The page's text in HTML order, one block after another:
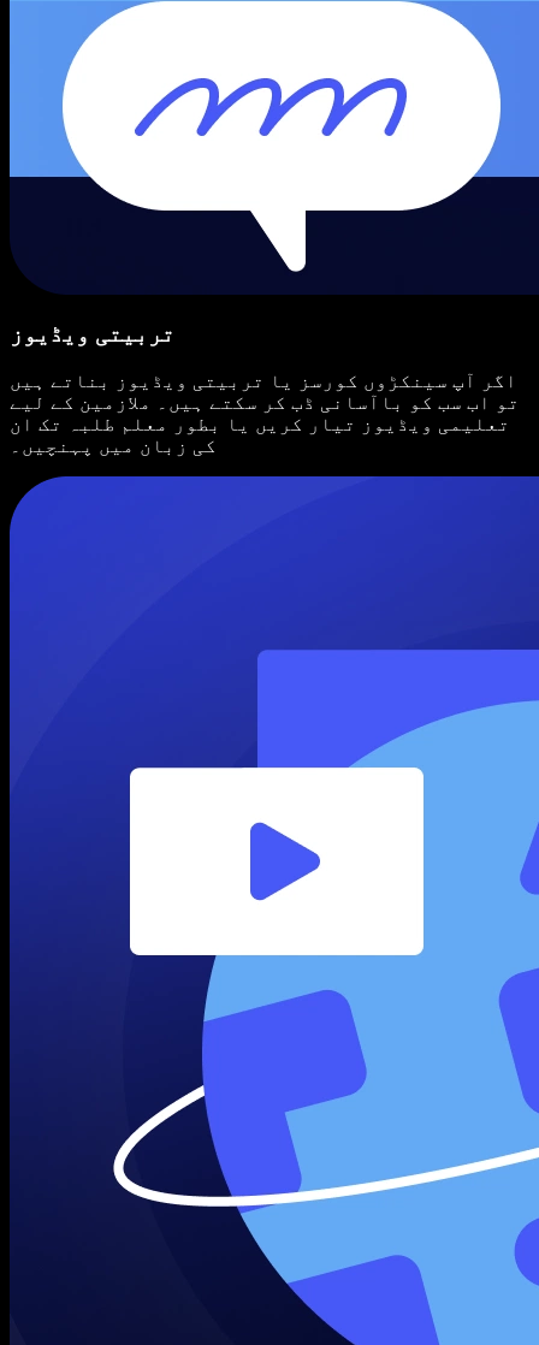
تربیتی ویڈیوز
اگر آپ سینکڑوں کورسز یا تربیتی ویڈیوز بناتے ہیں
تو اب سب کو باآسانی ڈب کر سکتے ہیں۔ ملازمین کے لیے
تعلیمی ویڈیوز تیار کریں یا بطور معلم طلبہ تک ان
کی زبان میں پہنچیں۔